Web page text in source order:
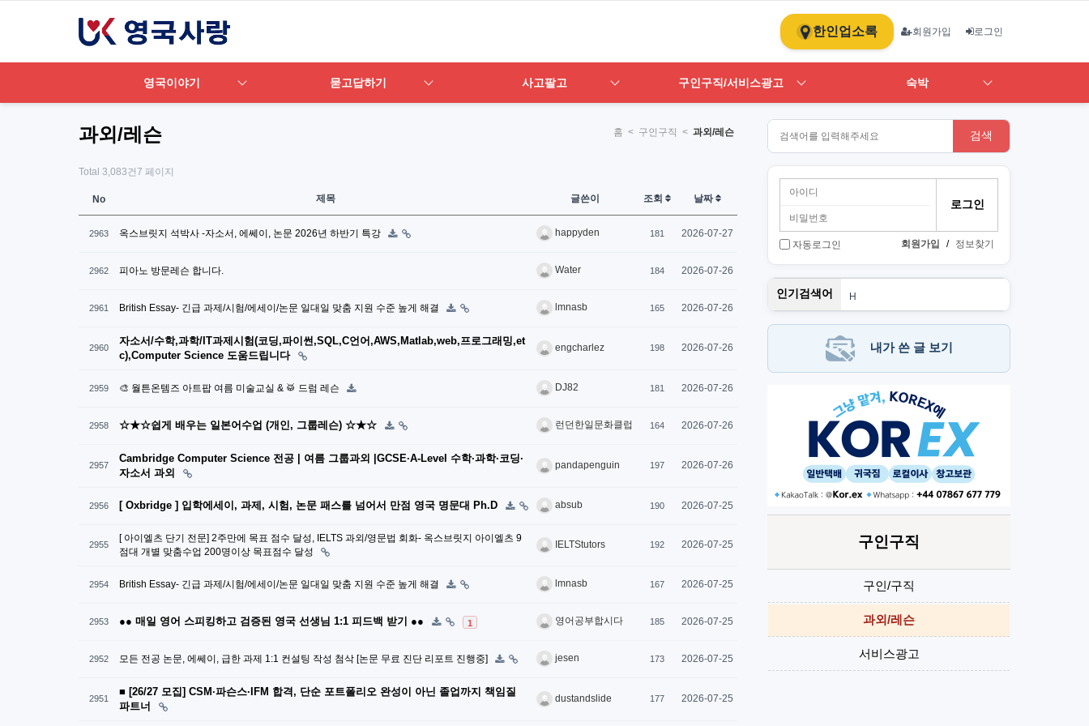
한인업소록 회원가입 로그인
영국이야기 묻고답하기 사고팔고 구인구직/서비스광고 숙박
과외/레슨 홈 < 구인구직 < 과외/레슨
Total 3,083건7 페이지
No 제목 글쓴이 조회 날짜
2963 옥스브릿지 석박사 -자소서, 에쎄이, 논문 2026년 하반기 특강 happyden 181 2026-07-27
2962 피아노 방문레슨 합니다. Water 184 2026-07-26
2961 British Essay- 긴급 과제/시험/에세이/논문 일대일 맞춤 지원 수준 높게 해결 lmnasb 165 2026-07-26
2960
자소서/수학,과학/IT과제시험(코딩,파이썬,SQL,C언어,AWS,Matlab,web,프로그래밍,et
c),Computer Science 도움드립니다
engcharlez 198 2026-07-26
2959 🎨 월튼온템즈 아트팝 여름 미술교실 & 🥁 드럼 레슨 DJ82 181 2026-07-26
2958 ☆★☆쉽게 배우는 일본어수업 (개인, 그룹레슨) ☆★☆ 런던한일문화클럽 164 2026-07-26
2957
Cambridge Computer Science 전공 | 여름 그룹과외 |GCSE·A-Level 수학·과학·코딩·
자소서 과외
pandapenguin 197 2026-07-26
2956 [ Oxbridge ] 입학에세이, 과제, 시험, 논문 패스를 넘어서 만점 영국 명문대 Ph.D absub 190 2026-07-25
2955
[ 아이엘츠 단기 전문] 2주만에 목표 점수 달성, IELTS 과외/영문법 회화- 옥스브릿지 아이엘츠 9
점대 개별 맞춤수업 200명이상 목표점수 달성
IELTStutors 192 2026-07-25
2954 British Essay- 긴급 과제/시험/에세이/논문 일대일 맞춤 지원 수준 높게 해결 lmnasb 167 2026-07-25
2953 ●● 매일 영어 스피킹하고 검증된 영국 선생님 1:1 피드백 받기 ●● 1 영어공부합시다 185 2026-07-25
2952 모든 전공 논문, 에쎄이, 급한 과제 1:1 컨설팅 작성 첨삭 [논문 무료 진단 리포트 진행중] jesen 173 2026-07-25
2951
■ [26/27 모집] CSM·파슨스·IFM 합격, 단순 포트폴리오 완성이 아닌 졸업까지 책임질
파트너
dustandslide 177 2026-07-25
검색
자동로그인 회원가입 / 정보찾기
인기검색어
H
1
뉴몰
PT
내가 쓴 글 보기
구인구직
구인/구직
과외/레슨
서비스광고